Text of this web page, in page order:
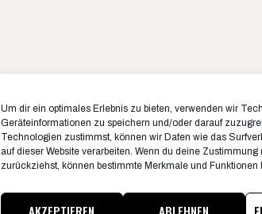
Um dir ein optimales Erlebnis zu bieten, verwenden wir
Geräteinformationen zu speichern und/oder darauf
Technologien zustimmst, können wir Daten wie das
auf dieser Website verarbeiten. Wenn du deine
zurückziehst, können bestimmte Merkmale und Funktionen
AKZEPTIEREN ABLEHNEN
Büro München ✉️
Belfortstraße 8
81667 München
089 1250956-10
Büro
Rudolf-
48147
0251